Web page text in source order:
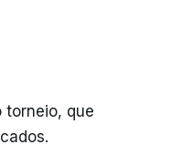
torneio, que